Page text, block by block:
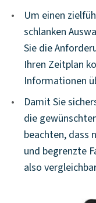
•
Um einen
schlanken
Sie die
Ihren Zeitplan
Informationen
•
Damit Sie
die
beachten, dass
und begrenzte
also